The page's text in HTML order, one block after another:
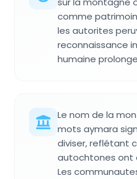
comme
les autorites
reconnaissance
humaine
Le nom de la
mots aymara
diviser, reflétant
autochtones ont
Les